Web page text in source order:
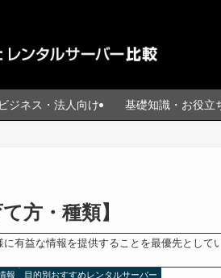
ビジネス・法人向け 基礎知識・お役立
方・種類】
有益な情報を提供することを最優先として
報 目的別おすすめレンタルサーバー